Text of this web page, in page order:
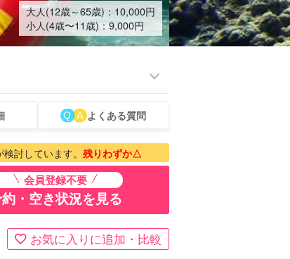
大人(12歳～65歳)： 10,000円
小人(4歳〜11歳)：9,000円
よくある質問
検討しています。 残りわずか△
会員登録不要
・空き状況を見る
お気に入りに追加・比較